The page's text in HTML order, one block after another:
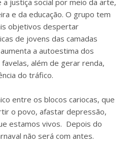
a justiça social por meio da arte,
e da educação. O grupo tem
objetivos despertar
de jovens das camadas
a autoestima dos
além de gerar renda,
do tráfico.
entre os blocos cariocas, que
o povo, afastar depressão,
estamos vivos. Depois do
não será com antes.